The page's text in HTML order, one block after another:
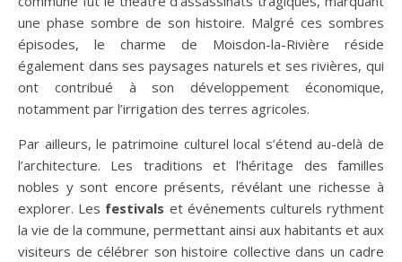
une phase sombre de son histoire. Malgré ces sombres
épisodes, le charme de Moisdon-la-Rivière réside
également dans ses paysages naturels et ses rivières, qui
ont contribué à son développement économique,
notamment par l’irrigation des terres agricoles.
Par ailleurs, le patrimoine culturel local s’étend au-delà de
l’architecture. Les traditions et l’héritage des familles
nobles y sont encore présents, révélant une richesse à
explorer. Les festivals et événements culturels rythment
la vie de la commune, permettant ainsi aux habitants et aux
visiteurs de célébrer son histoire collective dans un cadre